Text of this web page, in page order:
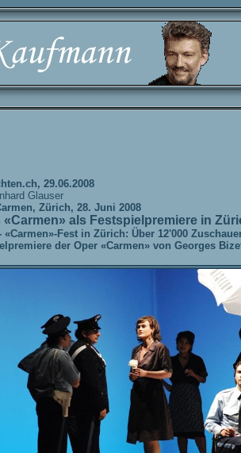
29.06.2008
Glauser
Zürich, 28. Juni 2008
«Carmen» als Festspielpremiere in
«Carmen»-Fest in Zürich: Über 12'000
der Oper «Carmen» von Georges